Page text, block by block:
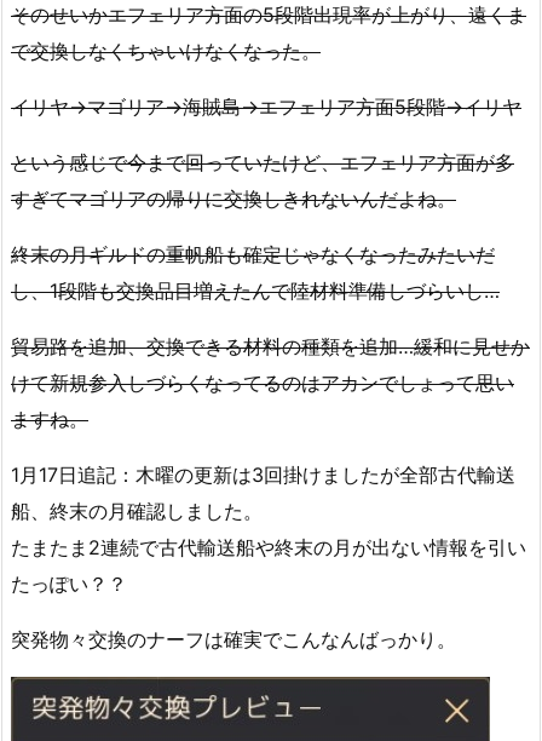
そのせいかエフェリア方面の5段階出現率が上がり、遠くま
で交換しなくちゃいけなくなった。
イリヤ→マゴリア→海賊島→エフェリア方面5段階→イリヤ
という感じで今まで回っていたけど、エフェリア方面が多
すぎてマゴリアの帰りに交換しきれないんだよね。
終末の月ギルドの重帆船も確定じゃなくなったみたいだ
し、1段階も交換品目増えたんで陸材料準備しづらいし…
貿易路を追加、交換できる材料の種類を追加…緩和に見せか
けて新規参入しづらくなってるのはアカンでしょって思い
ますね。
1月17日追記：木曜の更新は3回掛けましたが全部古代輸送
船、終末の月確認しました。
たまたま2連続で古代輸送船や終末の月が出ない情報を引い
たっぽい？？
突発物々交換のナーフは確実でこんなんばっかり。